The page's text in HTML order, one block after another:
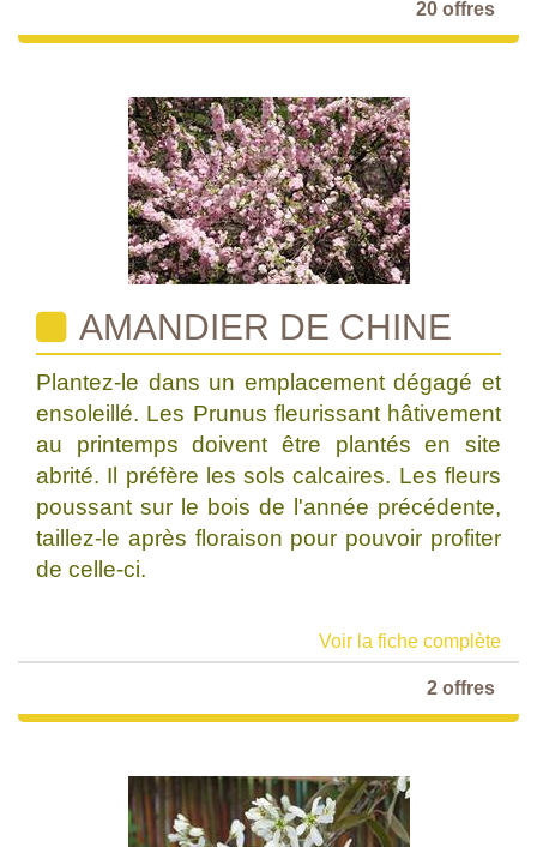
20 offres
AMANDIER DE CHINE
Plantez-le dans un emplacement dégagé et
ensoleillé. Les Prunus fleurissant hâtivement
au printemps doivent être plantés en site
abrité. Il préfère les sols calcaires. Les fleurs
poussant sur le bois de l'année précédente,
taillez-le après floraison pour pouvoir profiter
de celle-ci.
Voir la fiche complète
2 offres